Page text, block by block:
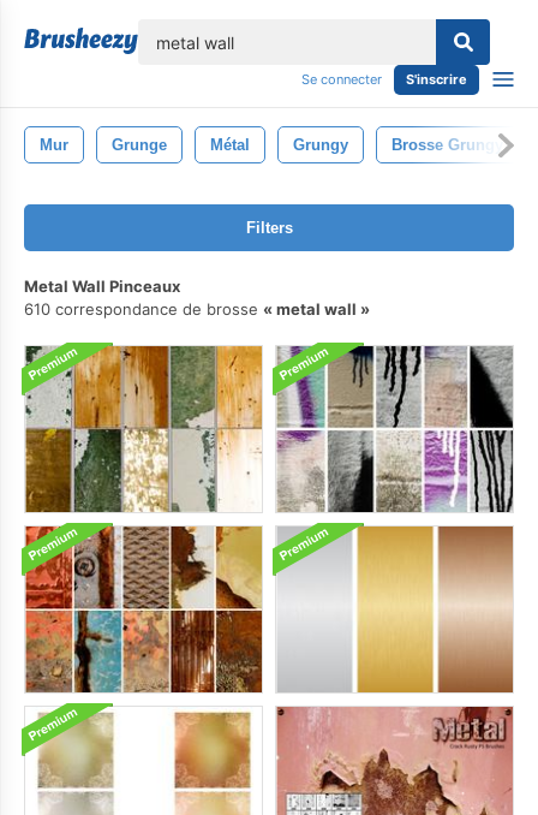
Se connecter S'inscrire
Mur Grunge Métal Grungy Brosse Grungy
Filters
Metal Wall Pinceaux
610 correspondance de brosse
metal wall